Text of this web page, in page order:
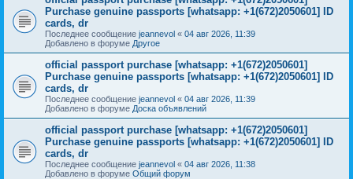
Purchase genuine passports [whatsapp: +1(672)2050601] ID
cards, dr
Последнее сообщение jeannevol « 04 авг 2026, 11:39
Добавлено в форуме Другое
official passport purchase [whatsapp: +1(672)2050601]
Purchase genuine passports [whatsapp: +1(672)2050601] ID
cards, dr
Последнее сообщение jeannevol « 04 авг 2026, 11:39
Добавлено в форуме Доска объявлений
official passport purchase [whatsapp: +1(672)2050601]
Purchase genuine passports [whatsapp: +1(672)2050601] ID
cards, dr
Последнее сообщение jeannevol « 04 авг 2026, 11:38
Добавлено в форуме Общий форум